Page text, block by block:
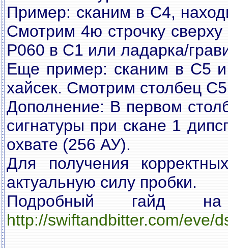
Пример: сканим в С4,
Смотрим 4ю строчку
P060 в С1 или ладарка/
Еще пример: сканим в С5
хайсек. Смотрим столбец
Дополнение: В первом
сигнатуры при скане 1
охвате (256 АУ).
Для получения
актуальную силу пробки.
Подробный гайд
http://swiftandbitter.com/eve/